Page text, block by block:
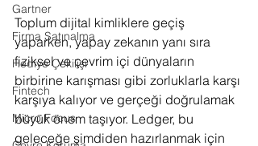
Gartner
Firma Satınalma
Hediye Çekilişi
Fintech
Micro Focus
Toplum dijital kimliklere geçiş
yaparken, yapay zekanın yanı sıra
fiziksel ve çevrim içi dünyaların
birbirine karışması gibi zorluklarla karşı
karşıya kalıyor ve gerçeği doğrulamak
büyük önem taşıyor. Ledger, bu
geleceğe şimdiden hazırlanmak için